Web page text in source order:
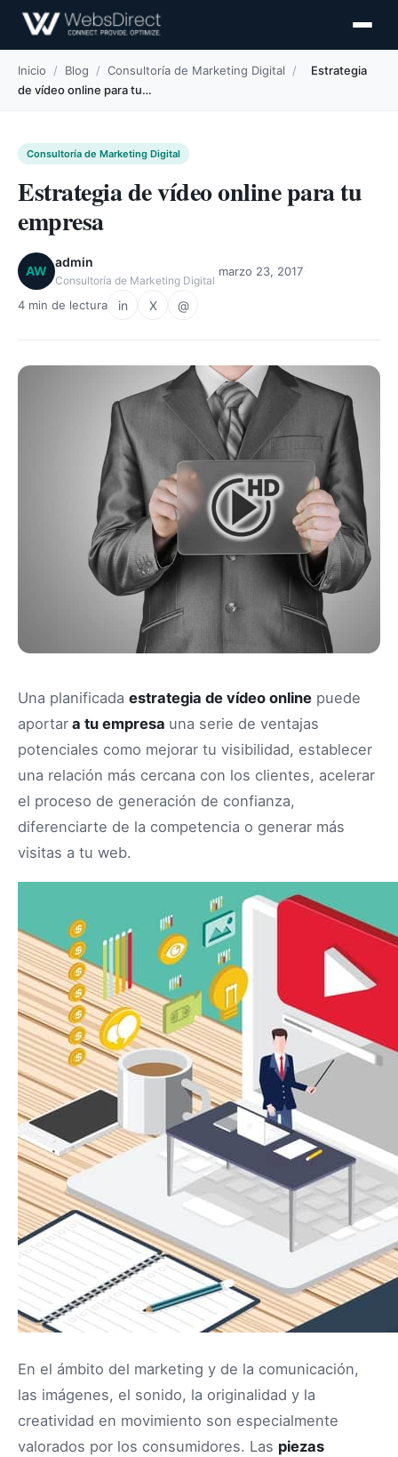
Inicio / Blog / Consultoría de Marketing Digital /
Estrategia
de vídeo online para tu…
Consultoría de Marketing Digital
Estrategia de vídeo online para tu
empresa
AW
admin
Consultoría de Marketing Digital
marzo 23, 2017
4 min de lectura in X @
Una planificada estrategia de vídeo online puede
aportar a tu empresa una serie de ventajas
potenciales como mejorar tu visibilidad, establecer
una relación más cercana con los clientes, acelerar
el proceso de generación de confianza,
diferenciarte de la competencia o generar más
visitas a tu web.
En el ámbito del marketing y de la comunicación,
las imágenes, el sonido, la originalidad y la
creatividad en movimiento son especialmente
valorados por los consumidores. Las piezas